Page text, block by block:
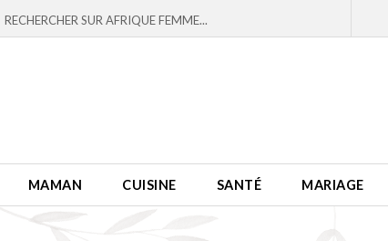
MAMAN CUISINE SANTÉ MARIAGE